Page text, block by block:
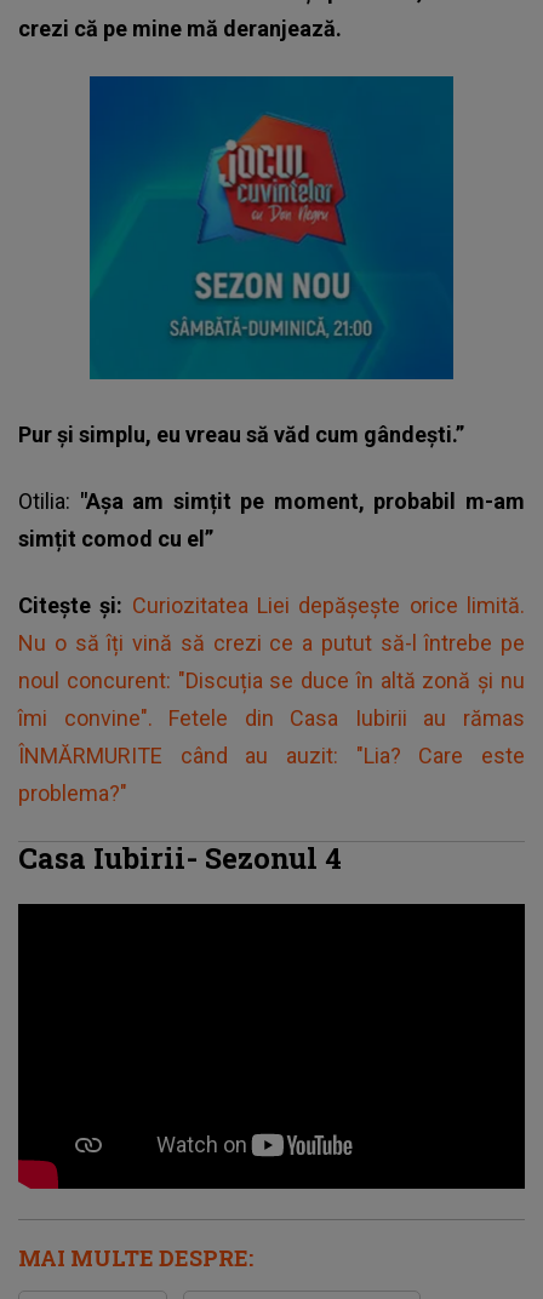
crezi că pe mine mă deranjează.
Pur și simplu, eu vreau să văd cum gândești.”
Otilia: "Așa am simțit pe moment, probabil m-am
simțit comod cu el”
Citește și: Curiozitatea Liei depășește orice limită.
Nu o să îți vină să crezi ce a putut să-l întrebe pe
noul concurent: "Discuția se duce în altă zonă și nu
îmi convine". Fetele din Casa Iubirii au rămas
ÎNMĂRMURITE când au auzit: "Lia? Care este
problema?"
Casa Iubirii- Sezonul 4
MAI MULTE DESPRE: